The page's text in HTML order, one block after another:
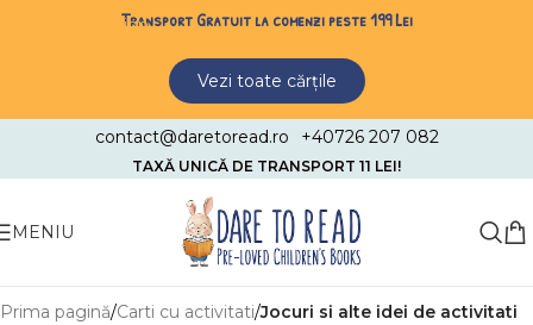
Skip to navigationTransport Gratuit la comenzi peste 199 Lei
Vezi toate cărțile
contact@daretoread.ro +40726 207 082
TAXĂ UNICĂ DE TRANSPORT 11 LEI!
MENIU
Prima pagină Carti cu activitati Jocuri si alte idei de activitati